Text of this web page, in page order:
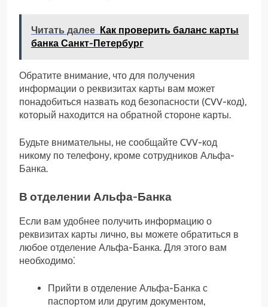
Читать далее Как проверить баланс карты
банка Санкт-Петербург
Обратите внимание, что для получения
информации о реквизитах карты вам может
понадобиться назвать код безопасности (CVV-код),
который находится на обратной стороне карты.
Будьте внимательны, не сообщайте CVV-код
никому по телефону, кроме сотрудников Альфа-
Банка.
В отделении Альфа-Банка
Если вам удобнее получить информацию о
реквизитах карты лично, вы можете обратиться в
любое отделение Альфа-Банка. Для этого вам
необходимо⁚
Прийти в отделение Альфа-Банка с
паспортом или другим документом,